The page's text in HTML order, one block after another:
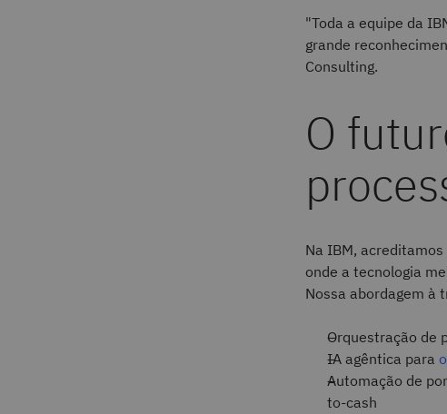
"Toda a equipe da
grande
Consulting.
O
Na IBM,
onde a tecnologia
Nossa abordagem à
Orquestração de
IA agêntica para
Automação de
to-cash